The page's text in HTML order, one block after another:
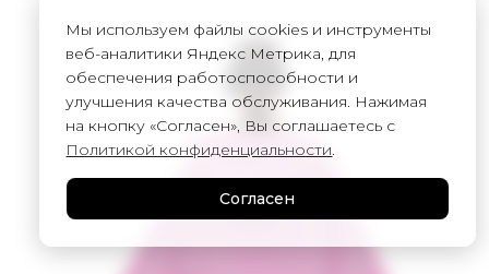
Мы используем файлы cookies и инструменты
веб-аналитики Яндекс Метрика, для
обеспечения работоспособности и
улучшения качества обслуживания. Нажимая
на кнопку «Согласен», Вы соглашаетесь с
Политикой конфиденциальности
Согласен